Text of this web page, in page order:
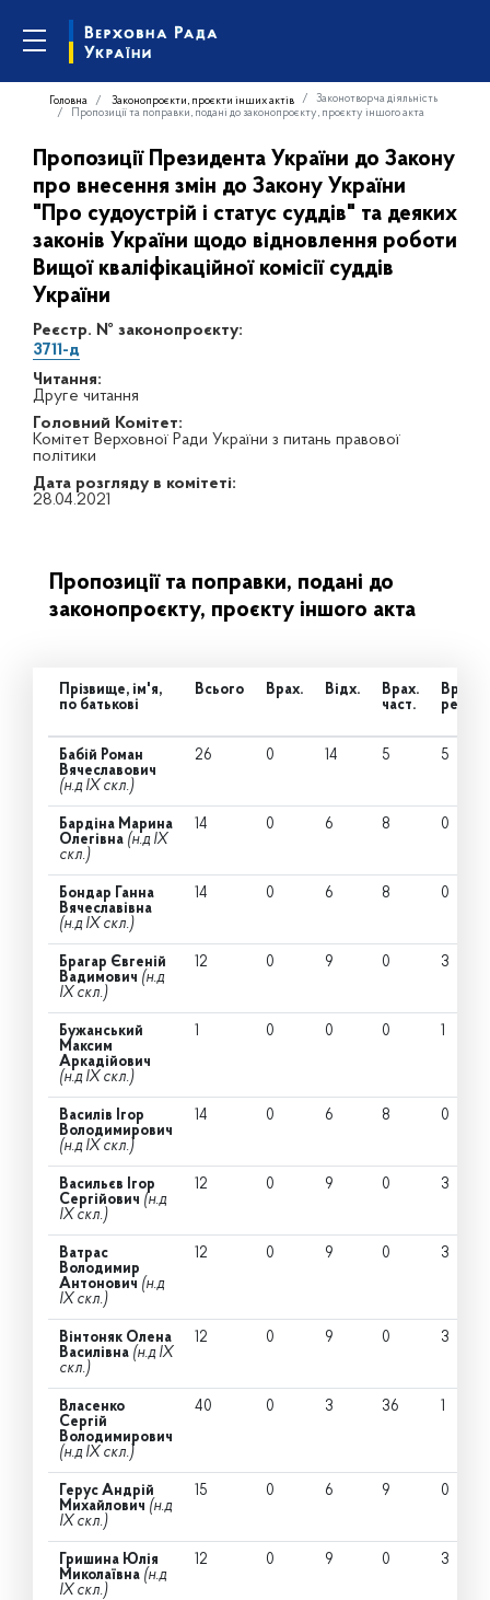
Головна Законопроєкти, проєкти інших актів
Законотворча діяльність
Пропозиції та поправки, подані до законопроєкту, проєкту іншого акта
Пропозиції Президента України до Закону
про внесення змін до Закону України
"Про судоустрій і статус суддів" та деяких
законів України щодо відновлення роботи
Вищої кваліфікаційної комісії суддів
України
Реєстр. № законопроєкту:
3711-д
Читання:
Друге читання
Головний Комітет:
Комітет Верховної Ради України з питань правової
політики
Дата розгляду в комітеті:
28.04.2021
Пропозиції та поправки, подані до
законопроєкту, проєкту іншого акта
Прізвище, ім'я,
по батькові
Всього Врах. Відх.
Врах.
част.
Врах.
ред.
Бабій Роман
Вячеславович
(н.д IX скл.)
26 0 14 5 5
Бардіна Марина
Олегівна (н.д IX
скл.)
14 0 6 8 0
Бондар Ганна
Вячеславівна
(н.д IX скл.)
14 0 6 8 0
Брагар Євгеній
Вадимович (н.д
IX скл.)
12 0 9 0 3
Бужанський
Максим
Аркадійович
(н.д IX скл.)
1 0 0 0 1
Василів Ігор
Володимирович
(н.д IX скл.)
14 0 6 8 0
Васильєв Ігор
Сергійович (н.д
IX скл.)
12 0 9 0 3
Ватрас
Володимир
Антонович (н.д
IX скл.)
12 0 9 0 3
Вінтоняк Олена
Василівна (н.д IX
скл.)
12 0 9 0 3
Власенко
Сергій
Володимирович
(н.д IX скл.)
40 0 3 36 1
Герус Андрій
Михайлович (н.д
IX скл.)
15 0 6 9 0
Гришина Юлія
Миколаївна (н.д
IX скл.)
12 0 9 0 3